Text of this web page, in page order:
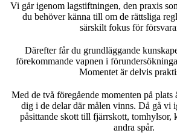
Vi går igenom lagstiftningen, den praxis
du behöver känna till om de rättsliga
särskilt fokus för
Därefter får du grundläggande
förekommande vapnen i
Momentet är delvis
Med de två föregående momenten på plats
dig i de delar där målen vinns. Då gå vi
påsittande skott till fjärrskott, tomhylsor,
andra spår.